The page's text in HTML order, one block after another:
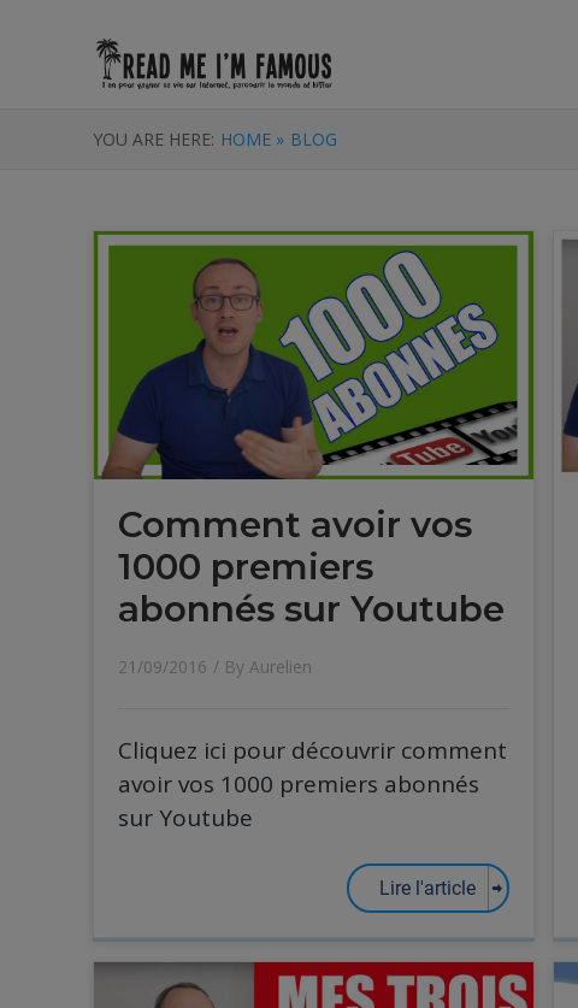
YOU ARE HERE: HOME » BLOG
Comment avoir vos
1000 premiers
abonnés sur Youtube
21/09/2016 / By Aurelien
Cliquez ici pour découvrir comment
avoir vos 1000 premiers abonnés
sur Youtube
Lire l'article